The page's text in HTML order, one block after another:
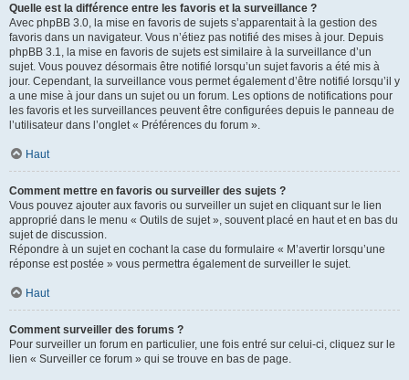
Quelle est la différence entre les favoris et la surveillance ?
Avec phpBB 3.0, la mise en favoris de sujets s’apparentait à la gestion des
favoris dans un navigateur. Vous n’étiez pas notifié des mises à jour. Depuis
phpBB 3.1, la mise en favoris de sujets est similaire à la surveillance d’un
sujet. Vous pouvez désormais être notifié lorsqu’un sujet favoris a été mis à
jour. Cependant, la surveillance vous permet également d’être notifié lorsqu’il y
a une mise à jour dans un sujet ou un forum. Les options de notifications pour
les favoris et les surveillances peuvent être configurées depuis le panneau de
l’utilisateur dans l’onglet « Préférences du forum ».
Haut
Comment mettre en favoris ou surveiller des sujets ?
Vous pouvez ajouter aux favoris ou surveiller un sujet en cliquant sur le lien
approprié dans le menu « Outils de sujet », souvent placé en haut et en bas du
sujet de discussion.
Répondre à un sujet en cochant la case du formulaire « M’avertir lorsqu’une
réponse est postée » vous permettra également de surveiller le sujet.
Haut
Comment surveiller des forums ?
Pour surveiller un forum en particulier, une fois entré sur celui-ci, cliquez sur le
lien « Surveiller ce forum » qui se trouve en bas de page.